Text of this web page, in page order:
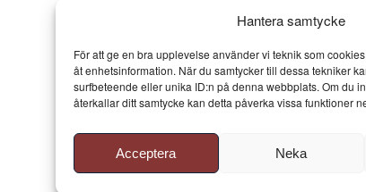
Hantera samtycke
För att ge en bra upplevelse använder vi teknik som
åt enhetsinformation. När du samtycker till dessa tekniker
surfbeteende eller unika ID:n på denna webbplats. Om du
återkallar ditt samtycke kan detta påverka vissa funktioner
Acceptera Neka